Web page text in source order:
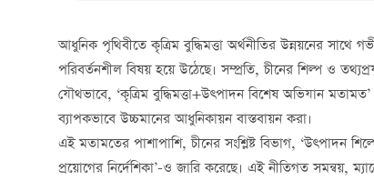
আধুনিক পৃথিবীতে কৃত্রিম বুদ্ধিমত্তা অর্থনীতির উন্নয়নের
পরিবর্তনশীল বিষয় হয়ে উঠেছে। সম্প্রতি, চীনের শিল্প ও
যৌথভাবে, ‘কৃত্রিম বুদ্ধিমত্তা+উত্পাদন বিশেষ অভিযান
ব্যাপকভাবে উচ্চমানের আধুনিকায়ন বাস্তবায়ন করা।
এই মতামতের পাশাপাশি, চীনের সংশ্লিষ্ট বিভাগ, ‘উত্পাদন
প্রয়োগের নির্দেশিকা’-ও জারি করেছে। এই নীতিগত সমন্বয়,